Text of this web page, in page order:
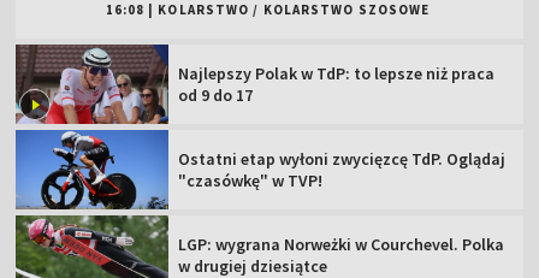
16:08 KOLARSTWO / KOLARSTWO SZOSOWE
Najlepszy Polak w TdP: to lepsze niż praca
od 9 do 17
Ostatni etap wyłoni zwycięzcę TdP. Oglądaj
"czasówkę" w TVP!
LGP: wygrana Norweżki w Courchevel. Polka
w drugiej dziesiątce